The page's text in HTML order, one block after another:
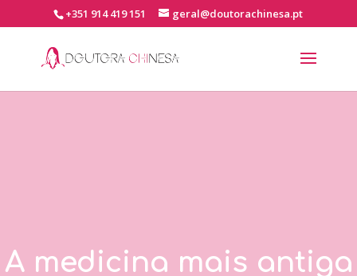
+351 914 419 151 geral@doutorachinesa.pt
A medicina mais antiga